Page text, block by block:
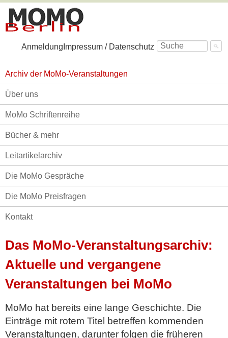
Navigation
Anmeldung Impressum / Datenschutz
Navigation
Archiv der MoMo-Veranstaltungen
Über uns
MoMo Schriftenreihe
Bücher & mehr
Leitartikelarchiv
Die MoMo Gespräche
Die MoMo Preisfragen
Kontakt
Das MoMo-Veranstaltungsarchiv:
Aktuelle und vergangene
Veranstaltungen bei MoMo
MoMo hat bereits eine lange Geschichte. Die
Einträge mit rotem Titel betreffen kommenden
Veranstaltungen, darunter folgen die früheren